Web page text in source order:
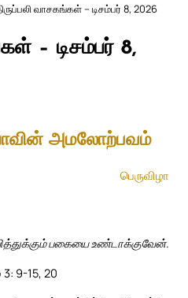
வாசகங்கள் – டிசம்பர் 8, 2026
– டிசம்பர் 8,
அமலோற்பவம்
பெருவிழா
பகையை உண்டாக்குவேன்.
9-15, 20